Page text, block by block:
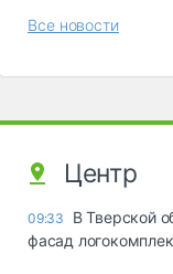
Все новости
Центр
09:33
В Тверской
фасад